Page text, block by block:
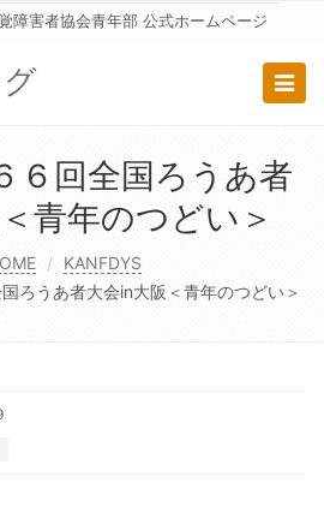
障害者協会青年部 公式ホームページ
６回全国ろうあ者
青年のつどい＞
KANFDYS
国ろうあ者大会in大阪＜青年のつどい＞